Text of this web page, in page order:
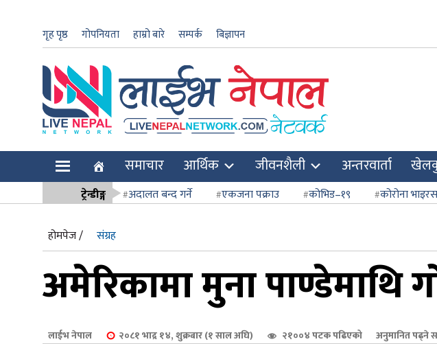
गृह पृष्ठ गोपनियता हाम्रो बारे सम्पर्क बिज्ञापन
समाचार आर्थिक जीवनशैली अन्तरवार्ता
ट्रेन्डीङ्ग अदालत बन्द गर्ने एकजना पक्राउ कोभिड–१९ कोरोना भाइरस
होमपेज /
संग्रह
अमेरिकामा मुना पाण्डेमाथि
लाईभ नेपाल २०८१ भाद्र १४, शुक्रबार (१ साल अघि) २१००४ पटक पढिएको अनुमानित पढ्ने